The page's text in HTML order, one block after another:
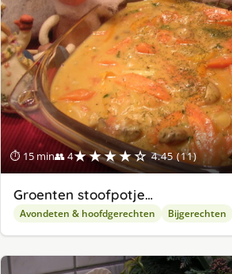
⏱ 15 min👥 4★★★★☆ 4.45 (11)
Groenten stoofpotje…
Avondeten & hoofdgerechten Bijgerechten